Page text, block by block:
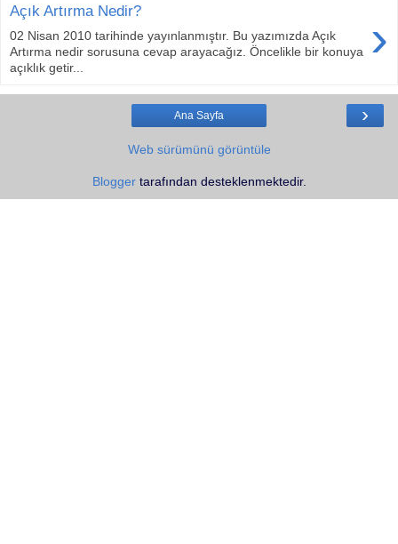
Açık Artırma Nedir? ›
02 Nisan 2010 tarihinde yayınlanmıştır. Bu yazımızda Açık
Artırma nedir sorusuna cevap arayacağız. Öncelikle bir konuya
açıklık getir...
›
Ana Sayfa
Web sürümünü görüntüle
Bloggertarafından desteklenmektedir.